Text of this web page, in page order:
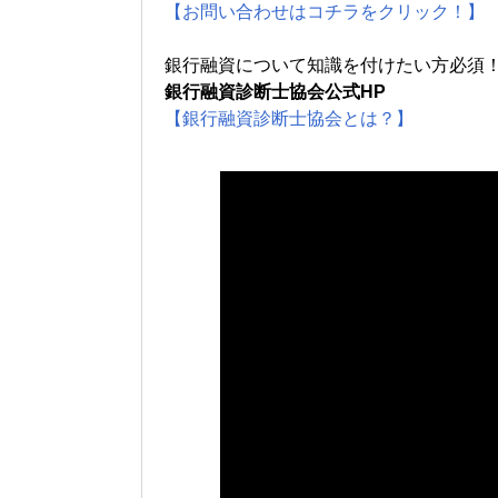
【お問い合わせはコチラをクリック！】
銀行融資について知識を付けたい方必須
銀行融資診断士協会公式HP
【銀行融資診断士協会とは？】